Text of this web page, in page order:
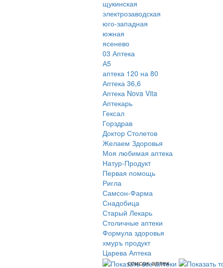
щукинская
электрозаводская
юго-западная
южная
ясенево
03 Аптека
А5
аптека 120 на 80
Аптека 36,6
Аптека Nova Vita
Аптекарь
Гексал
Горздрав
Доктор Столетов
Желаем Здоровья
Моя любимая аптека
Натур-Продукт
Первая помощь
Ригла
Самсон-Фарма
Снадобица
Старый Лекарь
Столичные аптеки
Формула здоровья
хмуръ продукт
Царева Аптека
список аптек